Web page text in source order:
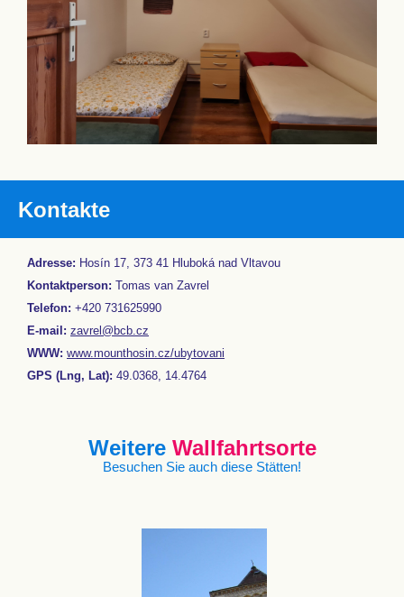
Kontakte
Adresse: Hosín 17, 373 41 Hluboká nad Vltavou
Kontaktperson: Tomas van Zavrel
Telefon: +420 731625990
E-mail: zavrel@bcb.cz
WWW: www.mounthosin.cz/ubytovani
GPS (Lng, Lat): 49.0368, 14.4764
Weitere Wallfahrtsorte
Besuchen Sie auch diese Stätten!